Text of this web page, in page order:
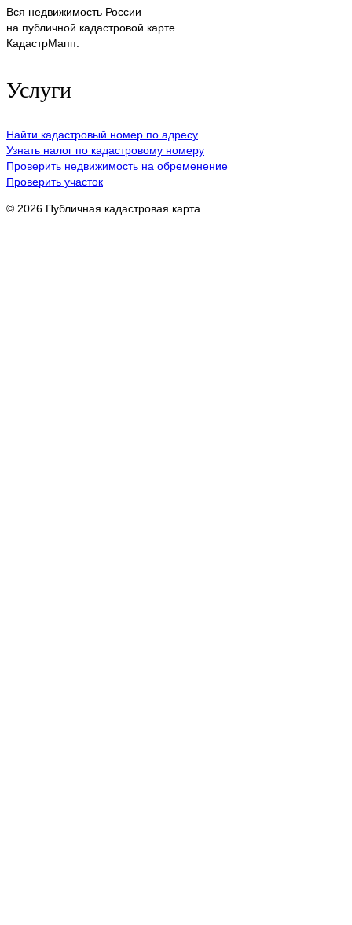
Вся недвижимость России
на публичной кадастровой карте
КадастрМапп.
Услуги
Найти кадастровый номер по адресу
Узнать налог по кадастровому номеру
Проверить недвижимость на обременение
Проверить участок
© 2026 Публичная кадастровая карта